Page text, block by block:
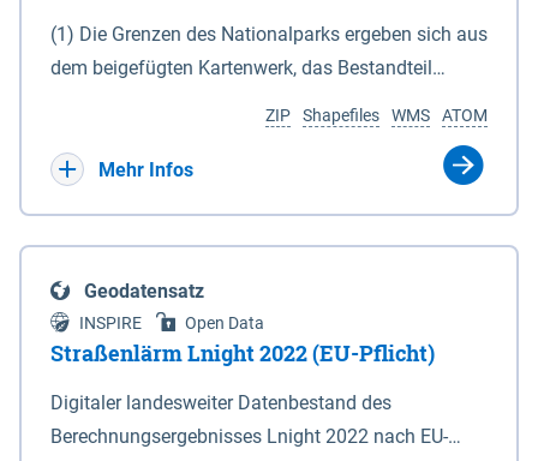
(1) Die Grenzen des Nationalparks ergeben sich aus
dem beigefügten Kartenwerk, das Bestandteil
(DTK) im Maßstab 1 : 100 000 (Anlage 2), 2.
verkleinerte Amtliche Karte 1 : 5 000 (AK5) im
projizierte Koordinaten im Europäischen
Terrestrischen Referenzsystem 1989 (ETRS 89) mit
der Universalen Transversalen Mercator-Abbildung
bezogen auf die Zone 32 N (UTM 32N) dargestellt
(Anlage 4); Gleiches gilt für die geografischen
ATOM
WMS
Shapefiles
ZIP
Mehr Infos
Geodatensatz
INSPIRE Open Data
Straßenlärm Lnight 2022 (EU-Pflicht)
Digitaler landesweiter Datenbestand des
Berechnungsergebnisses Lnight 2022 nach EU-